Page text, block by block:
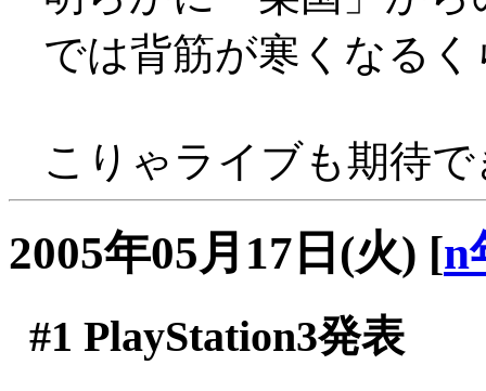
では背筋が寒くなる
こりゃライブも期待
2005年05月17日(火) [n
#1 PlayStation3発表